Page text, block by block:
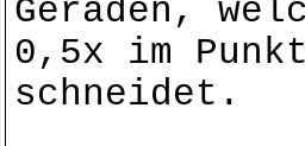
Geraden,
0,5x im
schneidet.